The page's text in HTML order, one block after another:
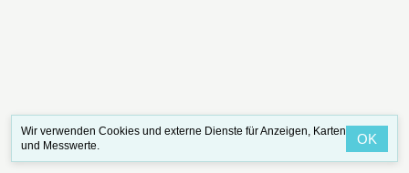
Wir verwenden Cookies und externe Dienste für Anzeigen, Karten
und Messwerte.
OK